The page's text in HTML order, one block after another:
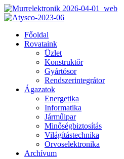
Főoldal
Rovataink
Üzlet
Konstruktőr
Gyártósor
Rendszerintegrátor
Ágazatok
Energetika
Informatika
Járműipar
Minőségbiztosítás
Világítástechnika
Orvoselektronika
Archívum